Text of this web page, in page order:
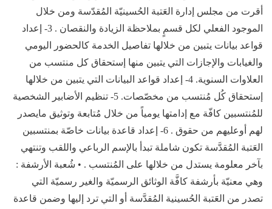
أقرت من مجلس إدارة العَتبة الحُسينيّة المُقدّسة ومن خلال
الموجود الفعلي لكل قسمٍ بملاحظة الزيادة والنقصان . 3- إعداد
قواعد بيانات يتبين من خلالها تفاصيل الخدمة كالحضور اليومي
والغيابات والإجازات التي يتبين منها إستحقاق كل منتسب من
العلاوات السنوية. 4- إعداد قواعد البيانات التي يتبين من خلالها
إستحقاق كُل مُنتسب من مخصّصات. 5- تنظيم الأضابير الشخصية
للمُنتسبين كافّة مع إدامتها يومياً من خلال مُتابعة وتوثيق مايصدر
لهم أوعليهم من حقوق . 6- إعداد قاعدة بيانات خاصّة بمنتسبين
العَتبة المُقدَّسة تكون شاملة تبدأ بالإسم الرباعي واللقب وتنتهي
بآخر معلومة يستدل من خلالها على المُنتسب . • شُعبة الأرشفة :
وهي معنيّة بأرشفة كافَّة الوثائق الرسميّة والغير رسميّة التي
تصدر من العَتبة الحُسينية المُقدَّسة أو التي ترد إليها وضمن قاعدة